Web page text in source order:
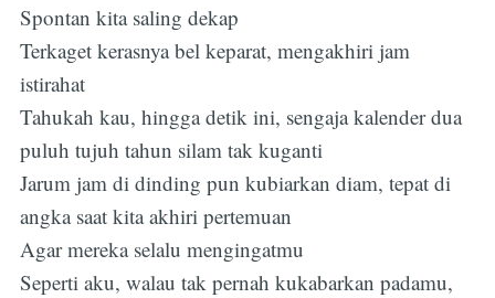
Spontan kita saling dekap
Terkaget kerasnya bel keparat, mengakhiri jam
istirahat
Tahukah kau, hingga detik ini, sengaja kalender dua
puluh tujuh tahun silam tak kuganti
Jarum jam di dinding pun kubiarkan diam, tepat di
angka saat kita akhiri pertemuan
Agar mereka selalu mengingatmu
Seperti aku, walau tak pernah kukabarkan padamu,